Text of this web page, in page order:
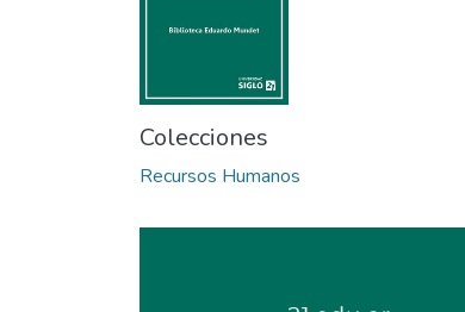
Colecciones
Recursos Humanos